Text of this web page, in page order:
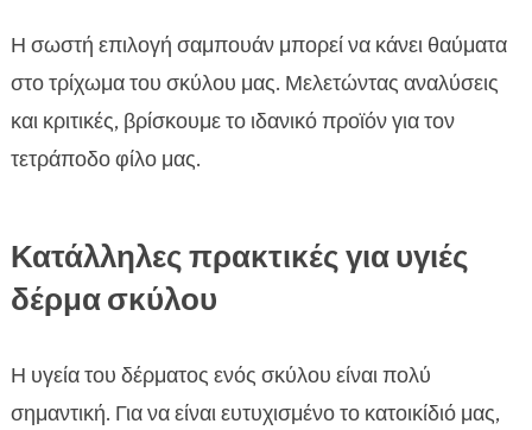
Η σωστή επιλογή σαμπουάν μπορεί να κάνει θαύματα
στο τρίχωμα του σκύλου μας. Μελετώντας αναλύσεις
και κριτικές, βρίσκουμε το ιδανικό προϊόν για τον
τετράποδο φίλο μας.
Κατάλληλες πρακτικές για υγιές
δέρμα σκύλου
Η υγεία του δέρματος ενός σκύλου είναι πολύ
σημαντική. Για να είναι ευτυχισμένο το κατοικίδιό μας,